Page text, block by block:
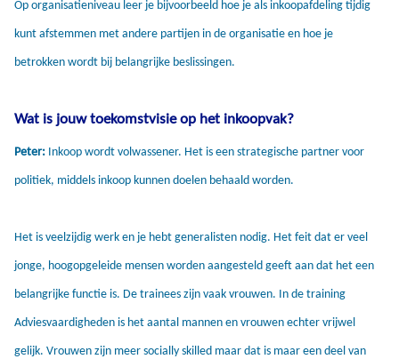
Op organisatieniveau leer je bijvoorbeeld hoe je als inkoopafdeling tijdig
kunt afstemmen met andere partijen in de organisatie en hoe je
betrokken wordt bij belangrijke beslissingen.
Wat is jouw toekomstvisie op het inkoopvak?
Peter: Inkoop wordt volwassener. Het is een strategische partner voor
politiek, middels inkoop kunnen doelen behaald worden.
Het is veelzijdig werk en je hebt generalisten nodig. Het feit dat er veel
jonge, hoogopgeleide mensen worden aangesteld geeft aan dat het een
belangrijke functie is. De trainees zijn vaak vrouwen. In de training
Adviesvaardigheden is het aantal mannen en vrouwen echter vrijwel
gelijk. Vrouwen zijn meer socially skilled maar dat is maar een deel van